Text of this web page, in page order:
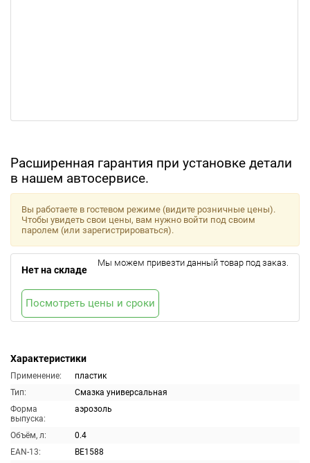
Расширенная гарантия при установке детали
в нашем автосервисе.
Характеристики
Применение:
пластик
Тип:
Смазка универсальная
Форма
выпуска:
аэрозоль
Объём, л:
0.4
EAN-13:
BE1588
Вы работаете в гостевом режиме (видите розничные цены).
Чтобы увидеть свои цены, вам нужно войти под своим
паролем (или зарегистрироваться).
Нет на складе
Мы можем привезти данный товар под заказ.
Посмотреть цены и сроки